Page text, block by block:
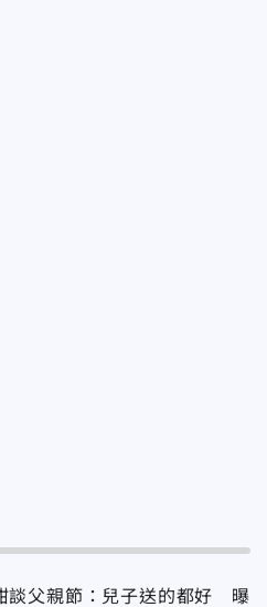
談父親節：兒子送的都好 曝